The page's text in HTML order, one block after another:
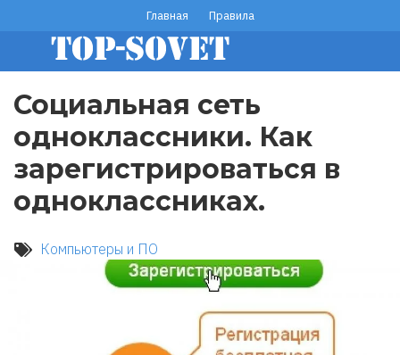
основному
содержанию
footer
menu
Главная Правила
Социальная сеть
одноклассники. Как
зарегистрироваться в
одноклассниках.
Компьютеры и ПО